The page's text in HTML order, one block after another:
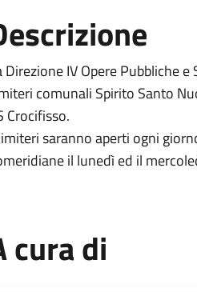
Direzione IV Opere Pubbliche
comunali Spirito Santo
Crocifisso.
saranno aperti ogni
il lunedì ed il
cura di